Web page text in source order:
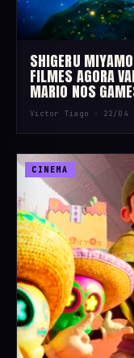
SHIGERU
FILMES AGORA
MARIO NOS
Victor Tiago · 22/04
CINEMA